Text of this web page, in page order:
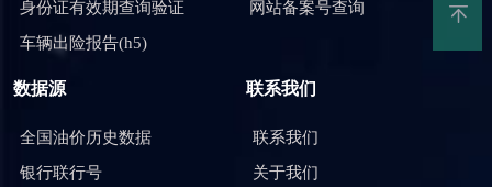
身份证有效期查询验证
网站备案号查询
车辆出险报告(h5)
数据源
全国油价历史数据
银行联行号
联系我们
联系我们
关于我们